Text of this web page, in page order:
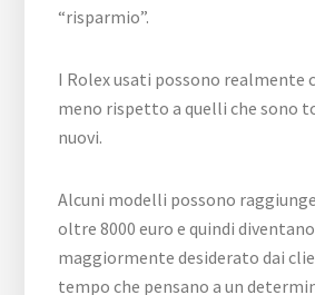
“risparmio”.
I Rolex usati possono realmente
meno rispetto a quelli che sono
nuovi.
Alcuni modelli possono
oltre 8000 euro e quindi
maggiormente desiderato dai
tempo che pensano a un